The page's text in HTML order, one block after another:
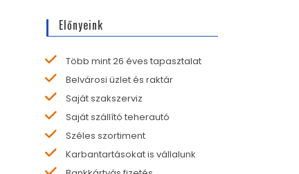
Előnyeink
Több mint 26 éves tapasztalat
Belvárosi üzlet és raktár
Saját szakszerviz
Saját szállító teherautó
Széles szortiment
Karbantartásokat is vállalunk